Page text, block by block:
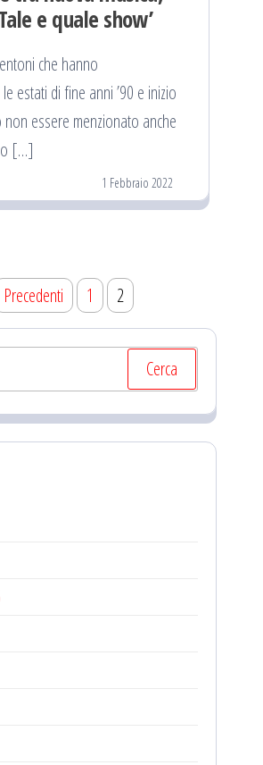
e quale show’
che hanno
estati di fine anni ’90 e inizio
essere menzionato anche
[…]
1 Febbraio 2022
Precedenti 1 2